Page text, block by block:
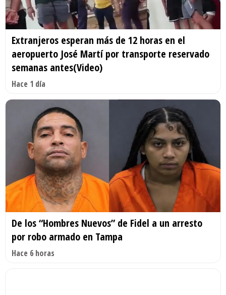
Extranjeros esperan más de 12 horas en el
aeropuerto José Martí por transporte reservado
semanas antes(Video)
Hace 1 día
De los “Hombres Nuevos” de Fidel a un arresto
por robo armado en Tampa
Hace 6 horas